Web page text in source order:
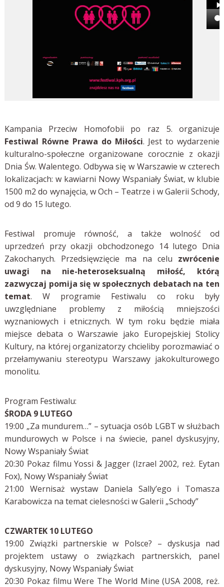
Kampania Przeciw Homofobii po raz 5. organizuje
Festiwal Równe Prawa do Miłości. Jest to wydarzenie
kulturalno-społeczne organizowane corocznie z okazji
Dnia Św. Walentego. Odbywa się w Warszawie w czterech
lokalizacjach: w kawiarni Nowy Wspaniały Świat, w klubie
1500 m2 do wynajęcia, w Och – Teatrze i w Galerii Schody,
od 9 do 15 lutego.
Festiwal promuje równość, a także wolność od
uprzedzeń przy okazji obchodzonego 14 lutego Dnia
Zakochanych. Przedsięwzięcie ma na celu zwrócenie
uwagi na nie-heteroseksualną miłość, którą
zazwyczaj pomija się w społecznych debatach na ten
temat. W programie Festiwalu co roku były
uwzględniane problemy z miłością mniejszości
wyznaniowych i etnicznych. W tym roku będzie miała
miejsce debata o Warszawie jako Europejskiej Stolicy
Kultury, na której organizatorzy chcieliby porozmawiać o
przełamywaniu stereotypu Warszawy jakokulturowego
monolitu.
Program Festiwalu:
ŚRODA 9 LUTEGO
19:00 „Za mundurem…” – sytuacja osób LGBT w służbach
mundurowych w Polsce i na świecie, panel dyskusyjny,
Nowy Wspaniały Świat
20:30 Pokaz filmu Yossi & Jagger (Izrael 2002, reż. Eytan
Fox), Nowy Wspaniały Świat
21:00 Wernisaż wystaw Daniela Sally’ego i Tomasza
Karabowicza na temat cielesności w Galerii „Schody”
CZWARTEK 10 LUTEGO
19:00 Związki partnerskie w Polsce? – dyskusja nad
projektem ustawy o związkach partnerskich, panel
dyskusyjny, Nowy Wspaniały Świat
20:30 Pokaz filmu Were The World Mine (USA 2008, reż.